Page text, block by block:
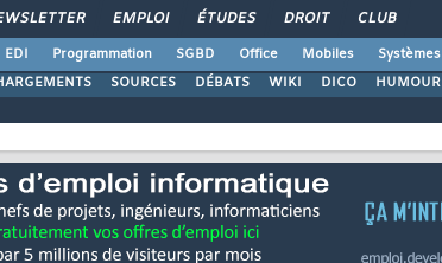
EMPLOI ÉTUDES DROIT CLUB
EDI Programmation SGBD Office Mobiles
Systèmes
SOURCES DÉBATS WIKI DICO HUMOUR